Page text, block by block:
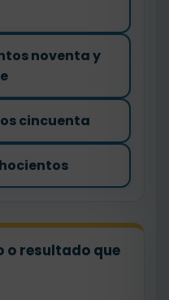
noventa y
cincuenta
o resultado que